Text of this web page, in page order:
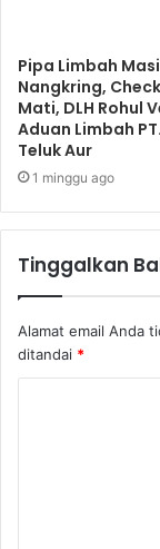
Pipa Limbah
Nangkring,
Mati, DLH Rohul
Aduan Limbah
Teluk Aur
1 minggu ago
Tinggalkan
Alamat email Anda
ditandai *